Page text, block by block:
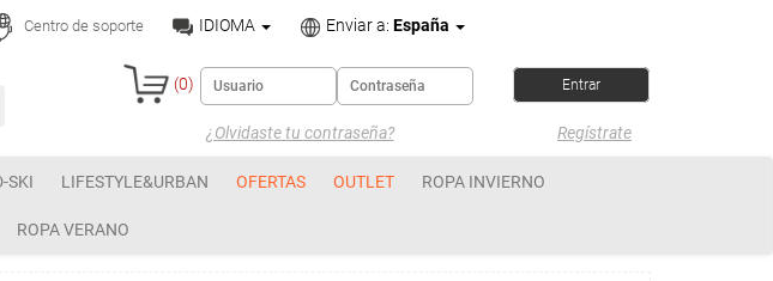
Centro de soporte IDIOMA Enviar a: España
(0)
¿Olvidaste tu contraseña? Regístrate
SKI LIFESTYLE&URBAN OFERTAS OUTLET ROPA INVIERNO
ROPA VERANO